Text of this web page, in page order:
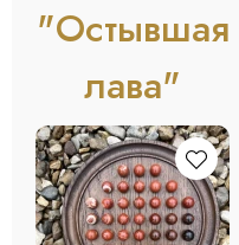
"Остывшая
лава"